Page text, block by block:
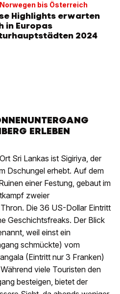
bis Österreich
Highlights erwarten
in Europas
2024
ERLEBEN
Sri Lankas ist Sigiriya, der
Dschungel erhebt. Auf dem
einer Festung, gebaut im
zweier
Die 36 US-Dollar Eintritt
Geschichtsfreaks. Der Blick
weil einst ein
schmückte) vom
(Eintritt nur 3 Franken)
viele Touristen den
besteigen, bietet der